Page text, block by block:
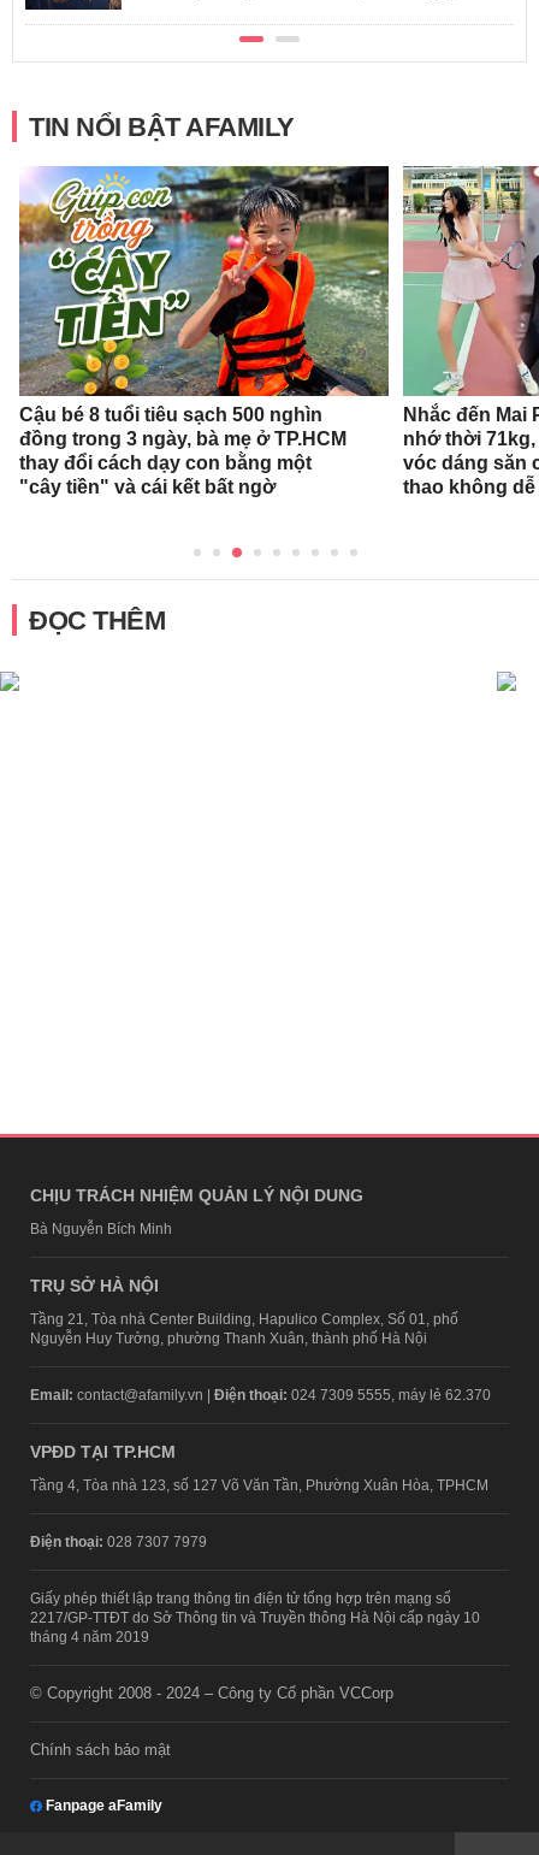
TIN NỔI BẬT AFAMILY
Cậu bé 8 tuổi tiêu sạch 500 nghìn
đồng trong 3 ngày, bà mẹ ở TP.HCM
thay đổi cách dạy con bằng một
"cây tiền" và cái kết bất ngờ
Nhắc đến
nhớ thời
vóc dáng săn
thao không
ĐỌC THÊM
CHỊU TRÁCH NHIỆM QUẢN LÝ NỘI DUNG
Bà Nguyễn Bích Minh
TRỤ SỞ HÀ NỘI
Tầng 21, Tòa nhà Center Building, Hapulico Complex, Số 01, phố
Nguyễn Huy Tưởng, phường Thanh Xuân, thành phố Hà Nội
Email: contact@afamily.vn | Điện thoại: 024 7309 5555, máy lẻ 62.370
VPĐD TẠI TP.HCM
Tầng 4, Tòa nhà 123, số 127 Võ Văn Tần, Phường Xuân Hòa, TPHCM
Điện thoại: 028 7307 7979
Giấy phép thiết lập trang thông tin điện tử tổng hợp trên mạng số
2217/GP-TTĐT do Sở Thông tin và Truyền thông Hà Nội cấp ngày 10
tháng 4 năm 2019
© Copyright 2008 - 2024 – Công ty Cổ phần VCCorp
Chính sách bảo mật
Fanpage aFamily